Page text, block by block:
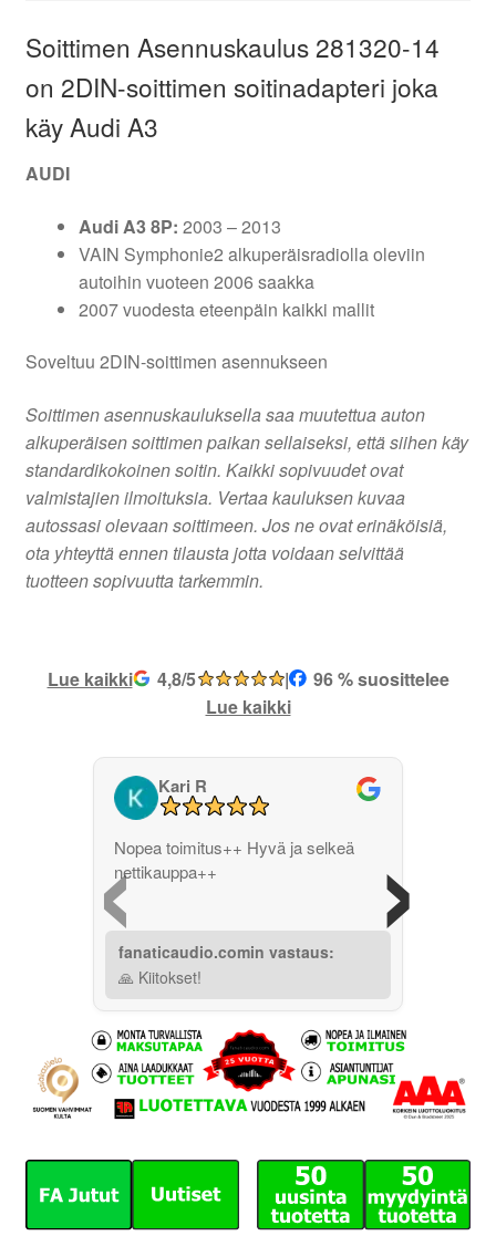
Soittimen Asennuskaulus 281320-14
on 2DIN-soittimen soitinadapteri joka
käy Audi A3
AUDI
Audi A3 8P: 2003 – 2013
VAIN Symphonie2 alkuperäisradiolla oleviin
autoihin vuoteen 2006 saakka
2007 vuodesta eteenpäin kaikki mallit
Soveltuu 2DIN-soittimen asennukseen
Soittimen asennuskauluksella saa muutettua auton
alkuperäisen soittimen paikan sellaiseksi, että siihen käy
standardikokoinen soitin. Kaikki sopivuudet ovat
valmistajien ilmoituksia. Vertaa kauluksen kuvaa
autossasi olevaan soittimeen. Jos ne ovat erinäköisiä,
ota yhteyttä ennen tilausta jotta voidaan selvittää
tuotteen sopivuutta tarkemmin.
Lue kaikki 4,8/5 |
96 % suosittelee
Lue kaikki
‹
Kari R
Nopea toimitus++ Hyvä ja selkeä
nettikauppa++
fanaticaudio.comin vastaus:
🙏 Kiitokset!
›